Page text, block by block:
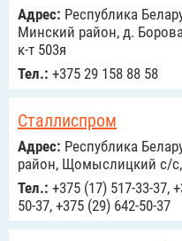
Адрес: Республика
Минский район, д.
к-т 503я
Тел.: +375 29 158 88 58
Сталлиспром
Адрес: Республика
район, Щомыслицкий с/
Тел.: +375 (17) 517-33-37,
50-37, +375 (29) 642-50-37